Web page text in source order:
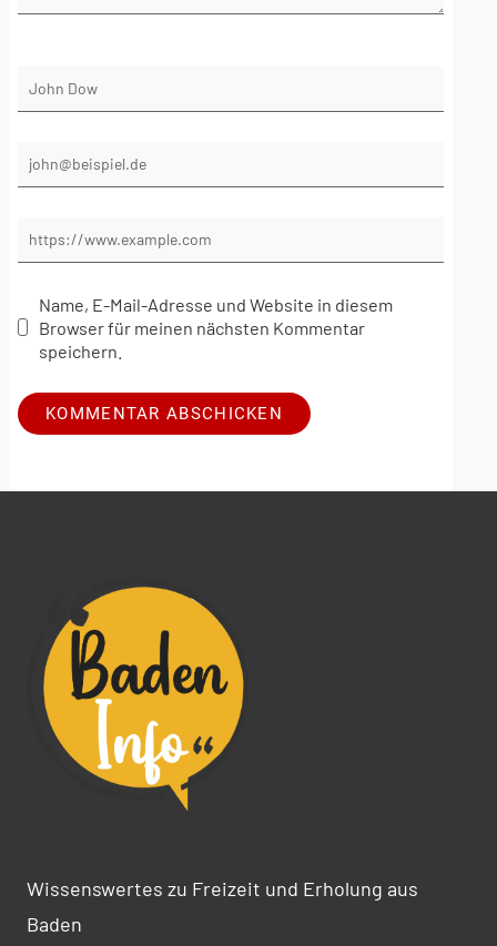
Name, E-Mail-Adresse und Website in diesem
Browser für meinen nächsten Kommentar
speichern.
Wissenswertes zu Freizeit und Erholung aus
Baden